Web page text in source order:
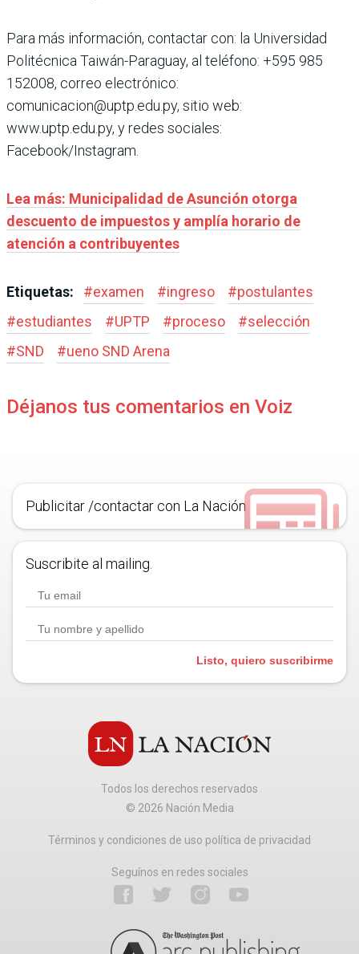
Para más información, contactar con: la Universidad
Politécnica Taiwán-Paraguay, al teléfono: +595 985
152008, correo electrónico:
comunicacion@uptp.edu.py, sitio web:
www.uptp.edu.py, y redes sociales:
Facebook/Instagram.
Lea más: Municipalidad de Asunción otorga
descuento de impuestos y amplía horario de
atención a contribuyentes
Etiquetas: #examen #ingreso #postulantes
#estudiantes #UPTP #proceso #selección
#SND #ueno SND Arena
Déjanos tus comentarios en Voiz
Publicitar /contactar con La Nación
Suscribite al mailing.
Listo, quiero suscribirme
Todos los derechos reservados
© 2026 Nación Media
Términos y condiciones de uso política de privacidad
Seguínos en redes sociales